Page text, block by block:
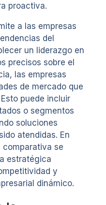
proactiva.
a las empresas
del
un liderazgo en
precisos sobre el
las empresas
de mercado que
puede incluir
o segmentos
soluciones
atendidas. En
se
estratégica
y
dinámico.